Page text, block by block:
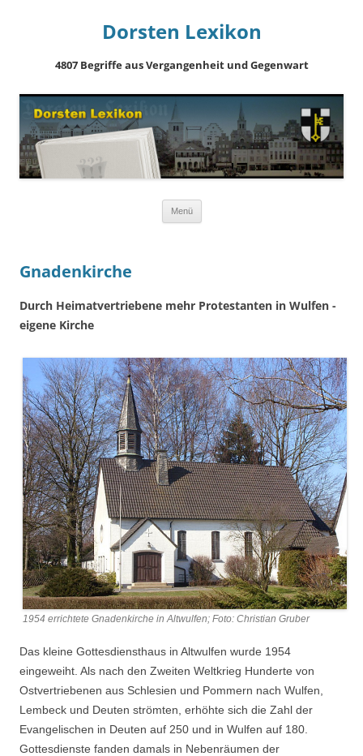
Dorsten Lexikon
4807 Begriffe aus Vergangenheit und Gegenwart
Menü
Gnadenkirche
Durch Heimatvertriebene mehr Protestanten in Wulfen -
eigene Kirche
1954 errichtete Gnadenkirche in Altwulfen; Foto: Christian Gruber
Das kleine Gottesdiensthaus in Altwulfen wurde 1954
eingeweiht. Als nach den Zweiten Weltkrieg Hunderte von
Ostvertriebenen aus Schlesien und Pommern nach Wulfen,
Lembeck und Deuten strömten, erhöhte sich die Zahl der
Evangelischen in Deuten auf 250 und in Wulfen auf 180.
Gottesdienste fanden damals in Nebenräumen der